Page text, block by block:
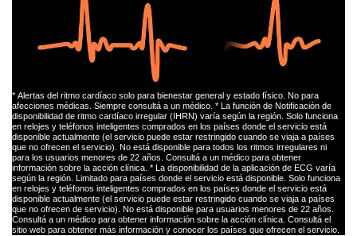
* Alertas del ritmo cardíaco solo para bienestar general y estado físico. No para
afecciones médicas. Siempre consultá a un médico. * La función de Notificación de
disponibilidad de ritmo cardíaco irregular (IHRN) varía según la región. Solo funciona
en relojes y teléfonos inteligentes comprados en los países donde el servicio está
disponible actualmente (el servicio puede estar restringido cuando se viaja a países
que no ofrecen el servicio). No está disponible para todos los ritmos irregulares ni
para los usuarios menores de 22 años. Consultá a un médico para obtener
información sobre la acción clínica. * La disponibilidad de la aplicación de ECG varía
según la región. Limitado para países donde el servicio está disponible. Solo funciona
en relojes y teléfonos inteligentes comprados en los países donde el servicio está
disponible actualmente (el servicio puede estar restringido cuando se viaja a países
que no ofrecen de servicio). No está disponible para usuarios menores de 22 años.
Consultá a un médico para obtener información sobre la acción clínica. Consultá el
sitio web para obtener más información y conocer los países que ofrecen el servicio.